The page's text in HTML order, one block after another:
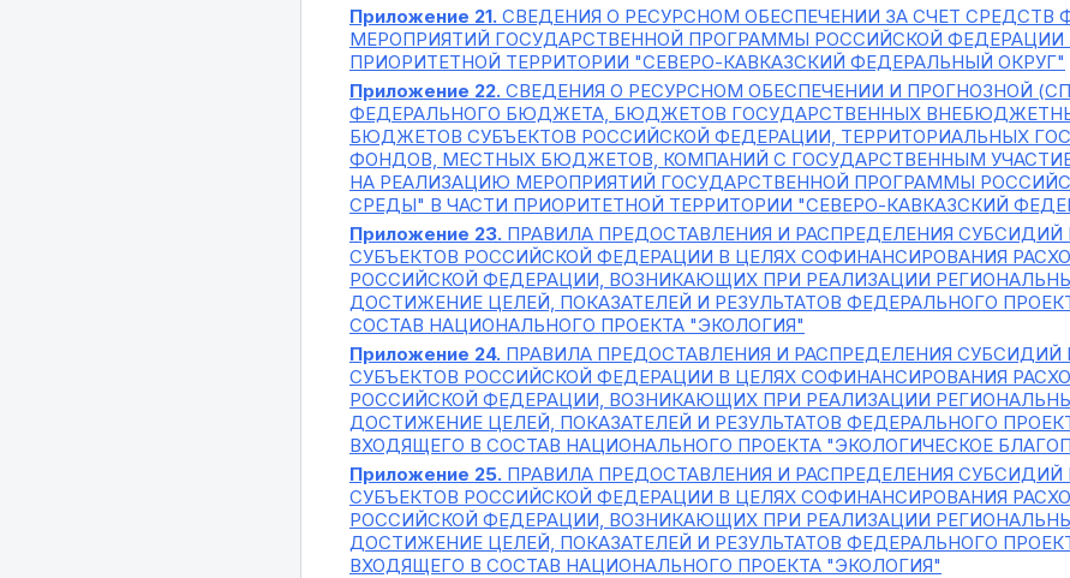
Приложение 21. СВЕДЕНИЯ О РЕСУРСНОМ ОБЕСПЕЧЕНИИ ЗА СЧЕТ
МЕРОПРИЯТИЙ ГОСУДАРСТВЕННОЙ ПРОГРАММЫ РОССИЙСКОЙ
ПРИОРИТЕТНОЙ ТЕРРИТОРИИ "СЕВЕРО-КАВКАЗСКИЙ ФЕДЕРАЛЬНЫЙ ОКРУГ"
Приложение 22. СВЕДЕНИЯ О РЕСУРСНОМ ОБЕСПЕЧЕНИИ И ПРОГНОЗНОЙ
ФЕДЕРАЛЬНОГО БЮДЖЕТА, БЮДЖЕТОВ ГОСУДАРСТВЕННЫХ
БЮДЖЕТОВ СУБЪЕКТОВ РОССИЙСКОЙ ФЕДЕРАЦИИ, ТЕРРИТОРИАЛЬНЫХ
ФОНДОВ, МЕСТНЫХ БЮДЖЕТОВ, КОМПАНИЙ С ГОСУДАРСТВЕННЫМ
НА РЕАЛИЗАЦИЮ МЕРОПРИЯТИЙ ГОСУДАРСТВЕННОЙ ПРОГРАММЫ
СРЕДЫ" В ЧАСТИ ПРИОРИТЕТНОЙ ТЕРРИТОРИИ "СЕВЕРО-КАВКАЗСКИЙ
Приложение 23. ПРАВИЛА ПРЕДОСТАВЛЕНИЯ И РАСПРЕДЕЛЕНИЯ
СУБЪЕКТОВ РОССИЙСКОЙ ФЕДЕРАЦИИ В ЦЕЛЯХ СОФИНАНСИРОВАНИЯ
РОССИЙСКОЙ ФЕДЕРАЦИИ, ВОЗНИКАЮЩИХ ПРИ РЕАЛИЗАЦИИ
ДОСТИЖЕНИЕ ЦЕЛЕЙ, ПОКАЗАТЕЛЕЙ И РЕЗУЛЬТАТОВ ФЕДЕРАЛЬНОГО
СОСТАВ НАЦИОНАЛЬНОГО ПРОЕКТА "ЭКОЛОГИЯ"
Приложение 24. ПРАВИЛА ПРЕДОСТАВЛЕНИЯ И РАСПРЕДЕЛЕНИЯ
СУБЪЕКТОВ РОССИЙСКОЙ ФЕДЕРАЦИИ В ЦЕЛЯХ СОФИНАНСИРОВАНИЯ
РОССИЙСКОЙ ФЕДЕРАЦИИ, ВОЗНИКАЮЩИХ ПРИ РЕАЛИЗАЦИИ
ДОСТИЖЕНИЕ ЦЕЛЕЙ, ПОКАЗАТЕЛЕЙ И РЕЗУЛЬТАТОВ ФЕДЕРАЛЬНОГО
ВХОДЯЩЕГО В СОСТАВ НАЦИОНАЛЬНОГО ПРОЕКТА "ЭКОЛОГИЧЕСКОЕ
Приложение 25. ПРАВИЛА ПРЕДОСТАВЛЕНИЯ И РАСПРЕДЕЛЕНИЯ
СУБЪЕКТОВ РОССИЙСКОЙ ФЕДЕРАЦИИ В ЦЕЛЯХ СОФИНАНСИРОВАНИЯ
РОССИЙСКОЙ ФЕДЕРАЦИИ, ВОЗНИКАЮЩИХ ПРИ РЕАЛИЗАЦИИ
ДОСТИЖЕНИЕ ЦЕЛЕЙ, ПОКАЗАТЕЛЕЙ И РЕЗУЛЬТАТОВ ФЕДЕРАЛЬНОГО
ВХОДЯЩЕГО В СОСТАВ НАЦИОНАЛЬНОГО ПРОЕКТА "ЭКОЛОГИЯ"